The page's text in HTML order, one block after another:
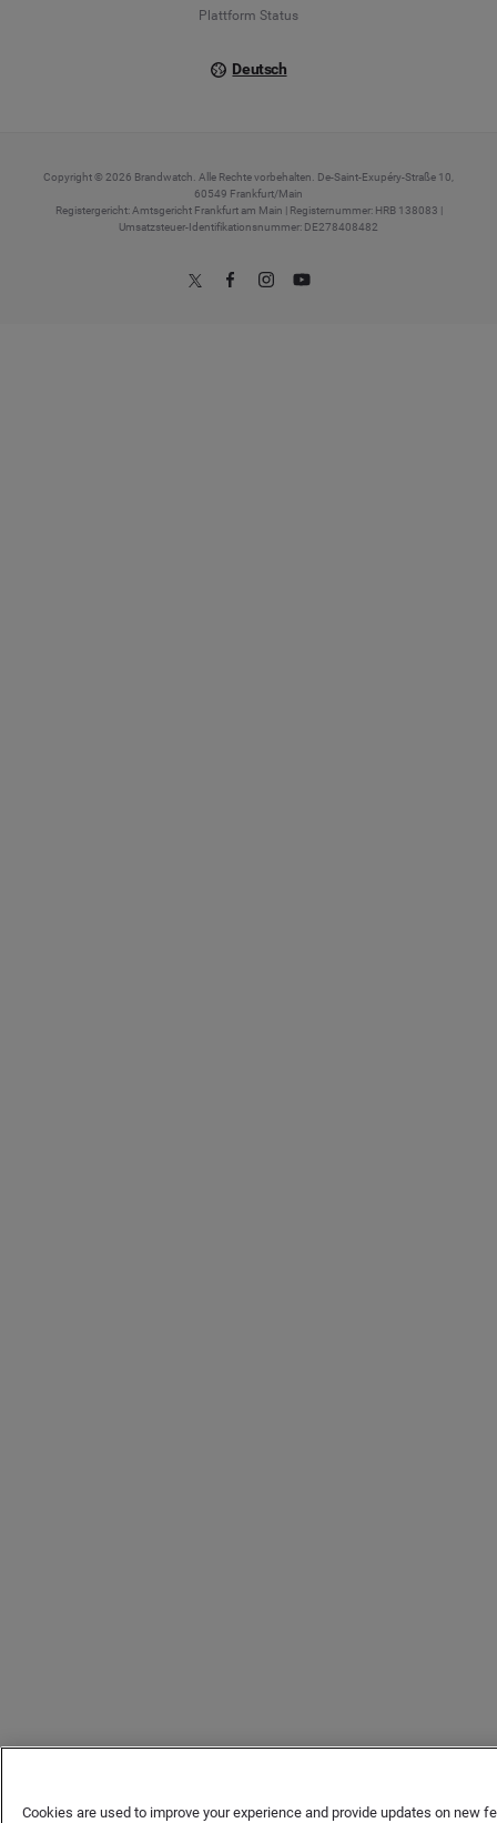
Plattform Status
Deutsch
Copyright © 2026 Brandwatch. Alle Rechte vorbehalten. De-Saint-Exupéry-Straße 10,
60549 Frankfurt/Main
Registergericht: Amtsgericht Frankfurt am Main | Registernummer: HRB 138083 |
Umsatzsteuer-Identifikationsnummer: DE278408482
Cookies are used to improve your experience and provide updates on new